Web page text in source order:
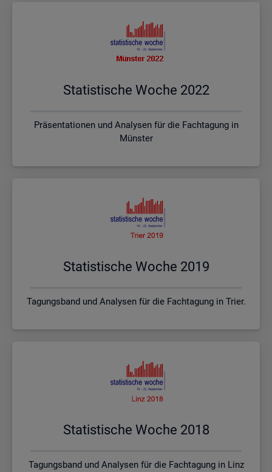
Sta­tis­ti­sche Woche 2022
Präsentationen und Analysen für die Fachtagung in
Münster
Sta­tis­ti­sche Woche 2019
Tagungsband und Analysen für die Fachtagung in Trier.
Sta­tis­ti­sche Woche 2018
Tagungsband und Analysen für die Fachtagung in Linz